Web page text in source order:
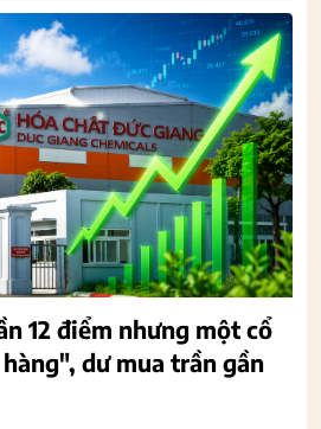
12 điểm nhưng một cổ
dư mua trần gần